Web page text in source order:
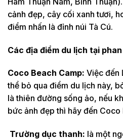
cảnh đẹp, cây cối xanh tươi,
điểm nhấn là đỉnh núi Tà Cú.
Các địa điểm du lịch tại
Coco Beach Camp: Việc đến
thể bỏ qua điểm du lịch này,
là thiên đường sống ảo, nếu
bức ảnh đẹp thì hãy đến
Trường dục thanh: là một